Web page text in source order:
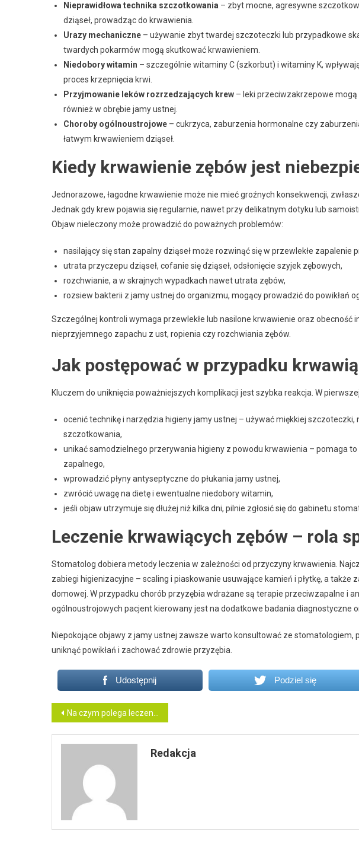
Nieprawidłowa technika szczotkowania – zbyt mocne, agresywne
dziąseł, prowadząc do krwawienia.
Urazy mechaniczne – używanie zbyt twardej szczoteczki lub przypadkowe
twardych pokarmów mogą skutkować krwawieniem.
Niedobory witamin – szczególnie witaminy C (szkorbut) i witaminy K,
proces krzepnięcia krwi.
Przyjmowanie leków rozrzedzających krew – leki przeciwzakrzepowe
również w obrębie jamy ustnej.
Choroby ogólnoustrojowe – cukrzyca, zaburzenia hormonalne czy
łatwym krwawieniem dziąseł.
Kiedy krwawienie zębów jest
Jednorazowe, łagodne krwawienie może nie mieć groźnych konsekwencji,
Jednak gdy krew pojawia się regularnie, nawet przy delikatnym dotyku lub
Objaw nieleczony może prowadzić do poważnych problemów:
nasilający się stan zapalny dziąseł może rozwinąć się w przewlekłe zapalenie
utrata przyczepu dziąseł, cofanie się dziąseł, odsłonięcie szyjek zębowych,
rozchwianie, a w skrajnych wypadkach nawet utrata zębów,
rozsiew bakterii z jamy ustnej do organizmu, mogący prowadzić do powikłań
Szczególnej kontroli wymaga przewlekłe lub nasilone krwawienie oraz obecność
nieprzyjemnego zapachu z ust, ropienia czy rozchwiania zębów.
Jak postępować w przypadku
Kluczem do uniknięcia poważniejszych komplikacji jest szybka reakcja. W
ocenić technikę i narzędzia higieny jamy ustnej – używać miękkiej szczoteczki,
szczotkowania,
unikać samodzielnego przerywania higieny z powodu krwawienia – pomaga
zapalnego,
wprowadzić płyny antyseptyczne do płukania jamy ustnej,
zwrócić uwagę na dietę i ewentualne niedobory witamin,
jeśli objaw utrzymuje się dłużej niż kilka dni, pilnie zgłosić się do gabinetu
Leczenie krwawiących zębów – rola
Stomatolog dobiera metody leczenia w zależności od przyczyny krwawienia.
zabiegi higienizacyjne – scaling i piaskowanie usuwające kamień i płytkę, a także
domowej. W przypadku chorób przyzębia wdrażane są terapie przeciwzapalne i
ogólnoustrojowych pacjent kierowany jest na dodatkowe badania diagnostyczne
Niepokojące objawy z jamy ustnej zawsze warto konsultować ze stomatologiem,
uniknąć powikłań i zachować zdrowie przyzębia.
Udostępnij Podziel się
Nawigacja
wpisu
Na czym polega leczenie ortodontyczne?
Redakcja